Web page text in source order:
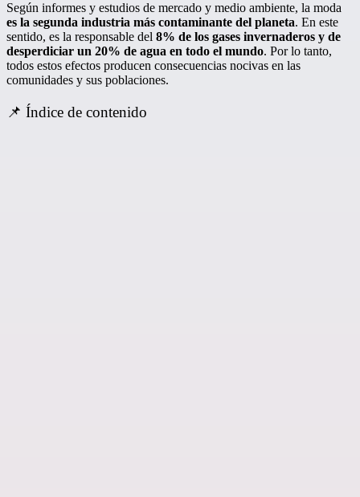
Según informes y estudios de mercado y medio ambiente, la moda
es la segunda industria más contaminante del planeta. En este
sentido, es la responsable del 8% de los gases invernaderos y de
desperdiciar un 20% de agua en todo el mundo. Por lo tanto,
todos estos efectos producen consecuencias nocivas en las
comunidades y sus poblaciones.
📌 Índice de contenido